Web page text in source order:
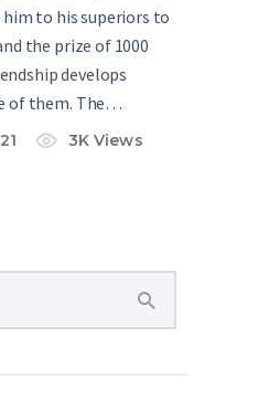
him to his superiors to
the prize of 1000
develops
of them. The…
3K Views